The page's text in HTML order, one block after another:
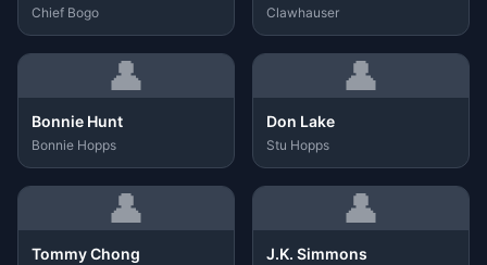
Chief Bogo Clawhauser
👤
Bonnie Hunt
Bonnie Hopps
👤
Don Lake
Stu Hopps
👤
Tommy Chong
👤
J.K. Simmons